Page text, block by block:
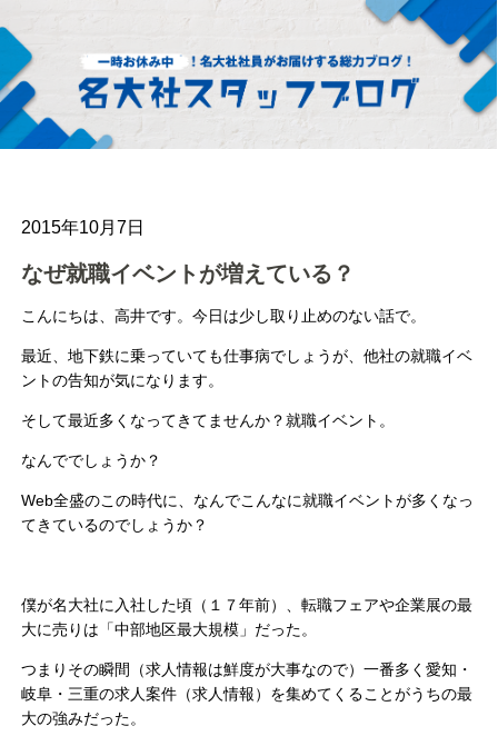
2015年10月7日
なぜ就職イベントが増えている？
こんにちは、高井です。今日は少し取り止めのない話で。
最近、地下鉄に乗っていても仕事病でしょうが、他社の就職イベ
ントの告知が気になります。
そして最近多くなってきてませんか？就職イベント。
なんででしょうか？
Web全盛のこの時代に、なんでこんなに就職イベントが多くなっ
てきているのでしょうか？
僕が名大社に入社した頃（１７年前）、転職フェアや企業展の最
大に売りは「中部地区最大規模」だった。
つまりその瞬間（求人情報は鮮度が大事なので）一番多く愛知・
岐阜・三重の求人案件（求人情報）を集めてくることがうちの最
大の強みだった。